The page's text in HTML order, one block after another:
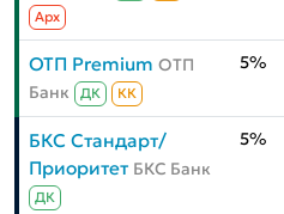
Aрх
ОТП Premium ОТП
Банк
ДК КК
5%
БКС Стандарт/
Приоритет БКС Банк
ДК
5%